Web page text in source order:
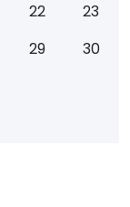
22
23
29
30